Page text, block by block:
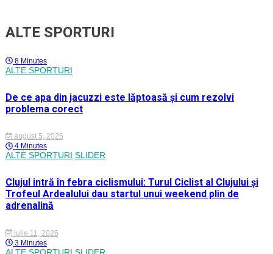
ALTE SPORTURI
8 Minutes
ALTE SPORTURI
De ce apa din jacuzzi este lăptoasă și cum rezolvi
problema corect
august 5, 2026
4 Minutes
ALTE SPORTURI SLIDER
Clujul intră în febra ciclismului: Turul Ciclist al Clujului și
Trofeul Ardealului dau startul unui weekend plin de
adrenalină
iulie 11, 2026
3 Minutes